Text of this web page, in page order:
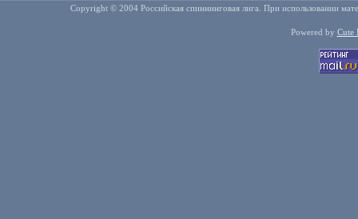
Copyright © 2004 Российская спиннинговая лига. При использовании
Powered by Cute